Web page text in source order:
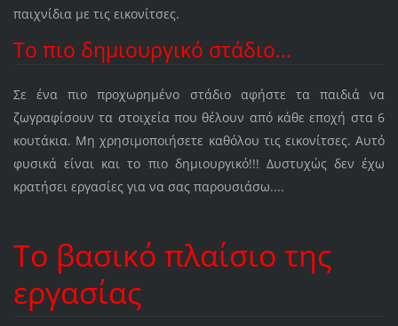
παιχνίδια με τις εικονίτσες.
Το πιο δημιουργικό στάδιο...
Σε ένα πιο προχωρημένο στάδιο αφήστε τα παιδιά να
ζωγραφίσουν τα στοιχεία που θέλουν από κάθε εποχή στα 6
κουτάκια. Μη χρησιμοποιήσετε καθόλου τις εικονίτσες. Αυτό
φυσικά είναι και το πιο δημιουργικό!!! Δυστυχώς δεν έχω
κρατήσει εργασίες για να σας παρουσιάσω....
Το βασικό πλαίσιο της
εργασίας